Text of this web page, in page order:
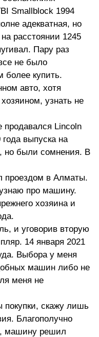
Smallblock 1994
адекватная, но
расстоянии 1245
Пару раз
не было
более купить.
авто, хотя
узнать не
продавался Lincoln
выпуска на
но были сомнения. В
проездом в Алматы.
про машину.
хозяина и
и уговорив вторую
14 января 2021
Выбора у меня
машин либо не
меня не
покупки, скажу лишь
Благополучно
машину решил